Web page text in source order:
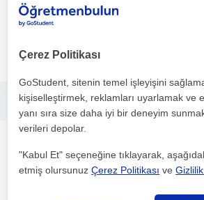
1. ders ücretsiz
daha fazlasını gör
TECRÜBELİ ÖĞRETMENDEN İNGİLİZCE
Bagcilar İstanbul, Bagci...
Çerez Politikası
GoStudent, sitenin temel işleyişini
kişiselleştirmek, reklamları uyarlamak ve
yanı sıra size daha iyi bir deneyim
verileri depolar.
"Kabul Et" seçeneğine tıklayarak,
etmiş olursunuzÇerez Politikası ve